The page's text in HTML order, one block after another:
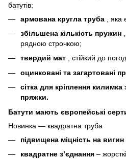
батутів:
армована кругла труба , яка
збільшена кількість пружин
рядною строчкою;
твердий мат , стійкий до
оцинковані та загартовані
сітка для кріплення
пряжки.
Батути мають європейські
Новинка — квадратна труба
підвищена міцність на вигин
квадратне з’єднання –